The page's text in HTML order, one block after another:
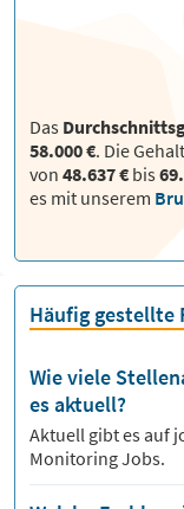
Das
58.000 €. Die
von 48.637 € bis
es mit unserem
Häufig gestellte
Wie viele
es aktuell?
Aktuell gibt es auf
Monitoring Jobs.